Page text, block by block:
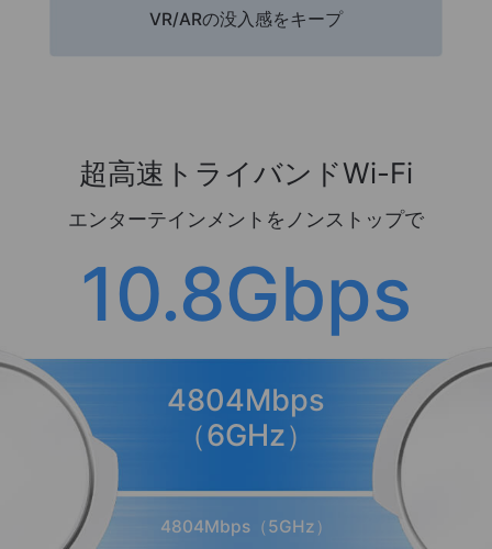
VR/ARの没入感をキープ
超高速トライバンドWi-Fi
エンターテインメントをノンストップで
10.8Gbps
4804Mbps
（6GHz）
4804Mbps（5GHz）